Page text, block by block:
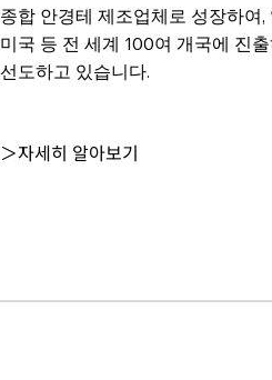
종합 안경테 제조업체로 성장하여
미국 등 전 세계 100여 개국에 진
선도하고 있습니다.
＞자세히 알아보기